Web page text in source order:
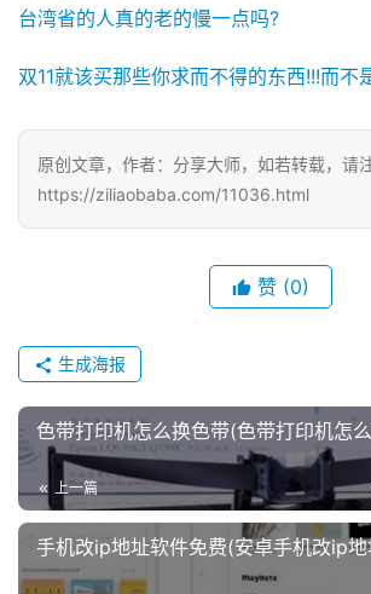
台湾省的人真的老的慢一点吗?
双11就该买那些你求而不得的东西!!!而不
原创文章，作者：分享大师，如若转载，请
https://ziliaobaba.com/11036.html
赞 (0)
生成海报
色带打印机怎么换色带(色带打印机怎
上一篇
手机改ip地址软件免费(安卓手机改ip